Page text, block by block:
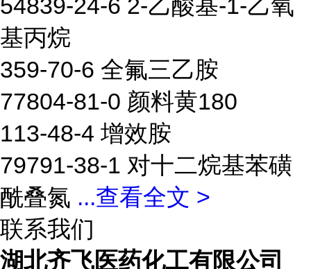
54839-24-6 2-乙酸基-1-乙氧
基丙烷
359-70-6 全氟三乙胺
77804-81-0 颜料黄180
113-48-4 增效胺
79791-38-1 对十二烷基苯磺
酰叠氮 ...查看全文 >
联系我们
湖北齐飞医药化工有限公司